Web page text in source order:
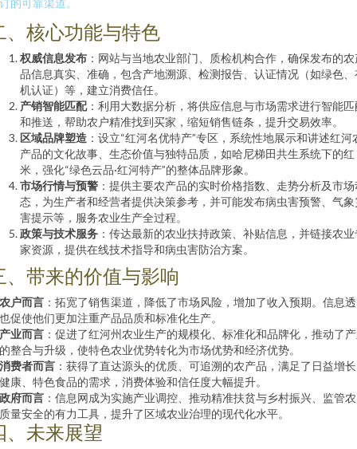
的可靠渠道。
、核心功能与特色
权威信息发布 ：网站与当地农业部门、质检机构合作，确保发布的农
品信息真实、准确，包含产地溯源、检测报告、认证情况（如绿色、
机认证）等，建立消费信任。
产销智能匹配：利用大数据分析，将供应信息与市场需求进行智能匹
和推送，帮助农户精准找到买家，缩短销售链条，提升交易效率。
区域品牌塑造 ：设立“红河名优特产”专区，系统性地展示和讲述红河
产品的文化故事、生态价值与独特品质，如哈尼梯田共生系统下的红
米，强化“绿色云品·红河特产”的整体品牌形象。
市场行情与预警 ：提供主要农产品的实时价格指数、走势分析及市场
态，为生产者和经营者提供决策参考，并可能发布病虫害预警、气象
害提示等，服务农业生产全过程。
政策与技术服务 ：传达最新的农业扶持政策、补贴信息，并链接农业
家资源，提供在线技术指导和病虫害防治方案。
、带来的价值与影响
户而言 ：拓宽了销售渠道，降低了市场风险，增加了收入预期。信息
促使他们更加注重产品品质和标准化生产。
业而言 ：促进了红河州农业生产的规模化、标准化和品牌化，推动了
整合与升级，使特色农业优势转化为市场优势和经济优势。
费者而言 ：获得了直达源头的优质、可追溯的农产品，满足了日益增
康、特色食品的需求，消费体验和信任度大幅提升。
府而言 ：信息网成为实施产业调控、推动精准扶贫与乡村振兴、监管
量安全的有力工具，提升了区域农业治理的现代化水平。
、未来展望